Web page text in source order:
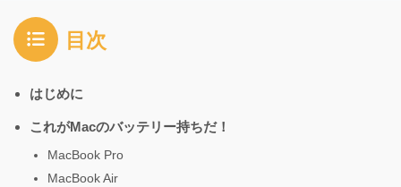
目次
はじめに
これがMacのバッテリー持ちだ！
MacBook Pro
MacBook Air